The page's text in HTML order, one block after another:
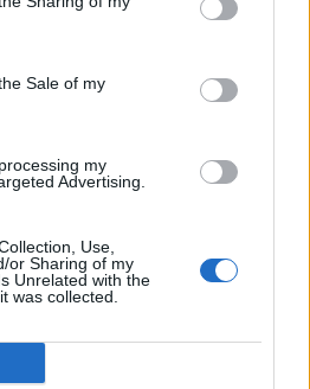
Sale of my
my
Advertising.
Use,
or Sharing of my
Unrelated with the
was collected.
Rendőrség azt
ne
a Román
– hírmix
sziklát akart a
a hadsereg,
az illetékes
korlátozás